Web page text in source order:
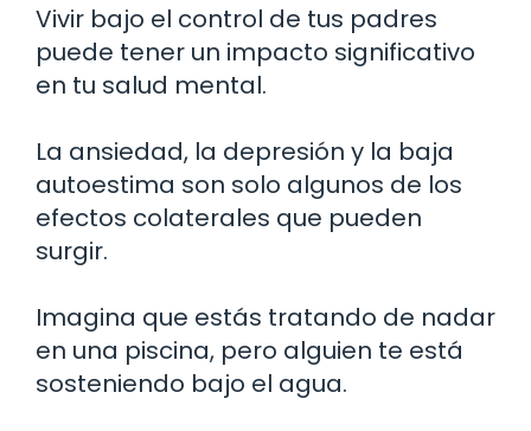
Vivir bajo el control de tus padres
puede tener un impacto significativo
en tu salud mental.
La ansiedad, la depresión y la baja
autoestima son solo algunos de los
efectos colaterales que pueden
surgir.
Imagina que estás tratando de nadar
en una piscina, pero alguien te está
sosteniendo bajo el agua.